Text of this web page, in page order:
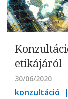
etikájáról
30/06/2020
konzultáció